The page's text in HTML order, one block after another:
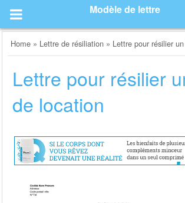
content
Modèle de lettre
Home » Lettre de résiliation » Lettre pour résilier
Lettre pour résilier
de location